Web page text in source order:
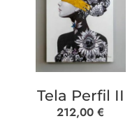
Tela Perfil II
212,00€